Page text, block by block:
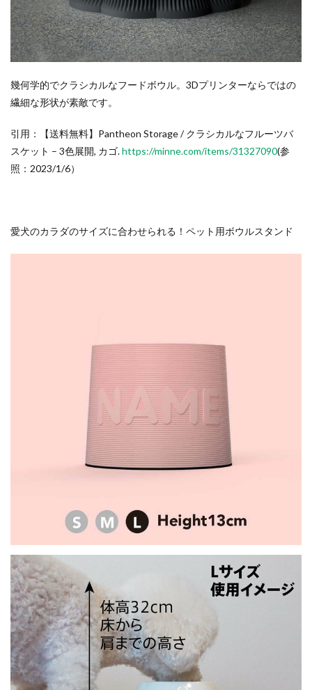
幾何学的でクラシカルなフードボウル。3Dプリンターならではの
繊細な形状が素敵です。
引用：【送料無料】Pantheon Storage / クラシカルなフルーツバ
スケット – 3色展開, カゴ.https://minne.com/items/31327090(参
照：2023/1/6）
愛犬のカラダのサイズに合わせられる！ペット用ボウルスタンド